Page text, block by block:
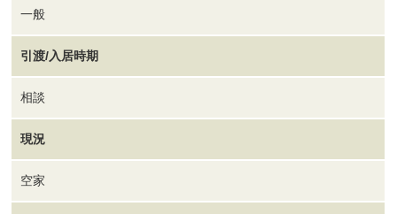
一般
引渡/入居時期
相談
現況
空家